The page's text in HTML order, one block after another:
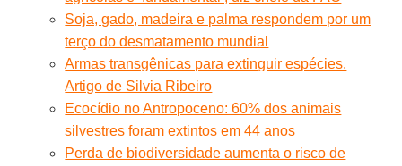
Soja, gado, madeira e palma respondem por um
terço do desmatamento mundial
Armas transgênicas para extinguir espécies.
Artigo de Silvia Ribeiro
Ecocídio no Antropoceno: 60% dos animais
silvestres foram extintos em 44 anos
Perda de biodiversidade aumenta o risco de